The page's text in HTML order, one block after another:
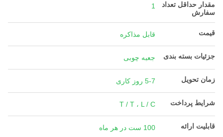
مقدار حداقل تعداد
سفارش
1
قیمت قابل مذاکره
جزئیات بسته بندی جعبه چوبی
زمان تحویل 5-7 روز کاری
شرایط پرداخت T / T ، L / C
قابلیت ارائه 100 ست در هر ماه